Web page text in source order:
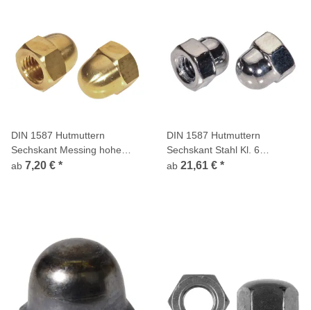
DIN 1587 Hutmuttern
Sechskant Messing hohe
Form
ab 7,20 € *
DIN 1587 Hutmuttern
Sechskant Stahl Kl. 6
verchromt hohe Form
ab 21,61 € *